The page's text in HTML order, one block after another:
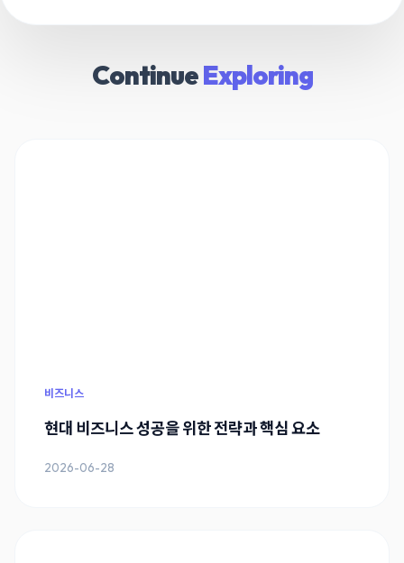
ContinueExploring
비즈니스
현대 비즈니스 성공을 위한 전략과 핵심 요소
2026-06-28